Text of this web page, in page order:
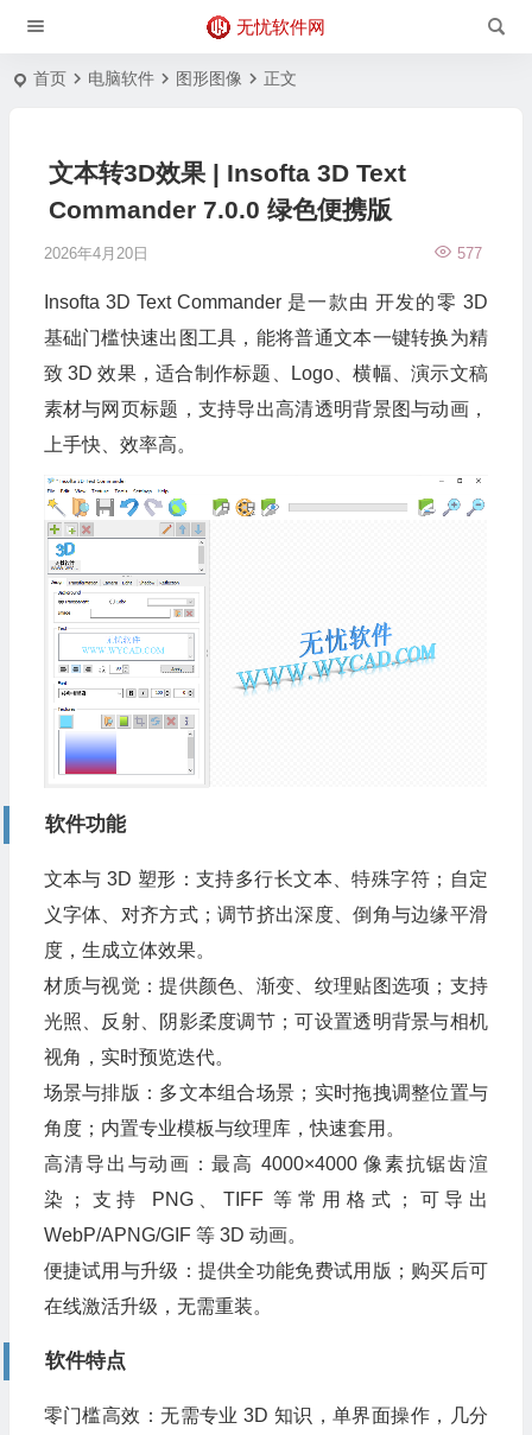
无忧软件网
首页 电脑软件 图形图像 正文
文本转3D效果 | Insofta 3D Text
Commander 7.0.0 绿色便携版
2026年4月20日 577
Insofta 3D Text Commander 是一款由 开发的零 3D
基础门槛快速出图工具，能将普通文本一键转换为精
致 3D 效果，适合制作标题、Logo、横幅、演示文稿
素材与网页标题，支持导出高清透明背景图与动画，
上手快、效率高。
软件功能
文本与 3D 塑形：支持多行长文本、特殊字符；自定
义字体、对齐方式；调节挤出深度、倒角与边缘平滑
度，生成立体效果。
材质与视觉：提供颜色、渐变、纹理贴图选项；支持
光照、反射、阴影柔度调节；可设置透明背景与相机
视角，实时预览迭代。
场景与排版：多文本组合场景；实时拖拽调整位置与
角度；内置专业模板与纹理库，快速套用。
高清导出与动画：最高 4000×4000 像素抗锯齿渲
染；支持 PNG、TIFF 等常用格式；可导出
WebP/APNG/GIF 等 3D 动画。
便捷试用与升级：提供全功能免费试用版；购买后可
在线激活升级，无需重装。
软件特点
零门槛高效：无需专业 3D 知识，单界面操作，几分